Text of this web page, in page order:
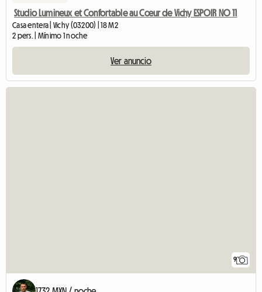
Studio Lumineux et Confortable au Cœur de Vichy ESPOIR NO 11
Casa entera | Vichy (03200) | 18 M2
2 pers. | Mínimo 1 noche
Ver anuncio
9